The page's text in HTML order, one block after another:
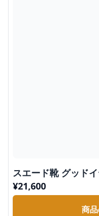
スエード靴 グッド
¥21,600
商